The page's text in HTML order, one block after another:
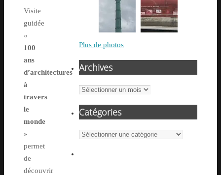
Visite
guidée
«
100
ans
d’architectures
à
travers
le
monde
»
permet
de
découvrir
Plus de photos
Archives
Archives
Catégories
Catégories